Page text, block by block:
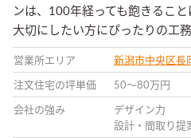
ンは、100年経っても飽きるこ
大切にしたい方にぴったりの工務
営業所エリア 新潟市中央区長
注文住宅の坪単価 50〜80万円
会社の強み
デザイン力
設計・間取り提